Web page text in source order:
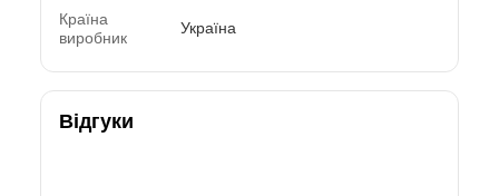
Країна
виробник
Україна
Відгуки